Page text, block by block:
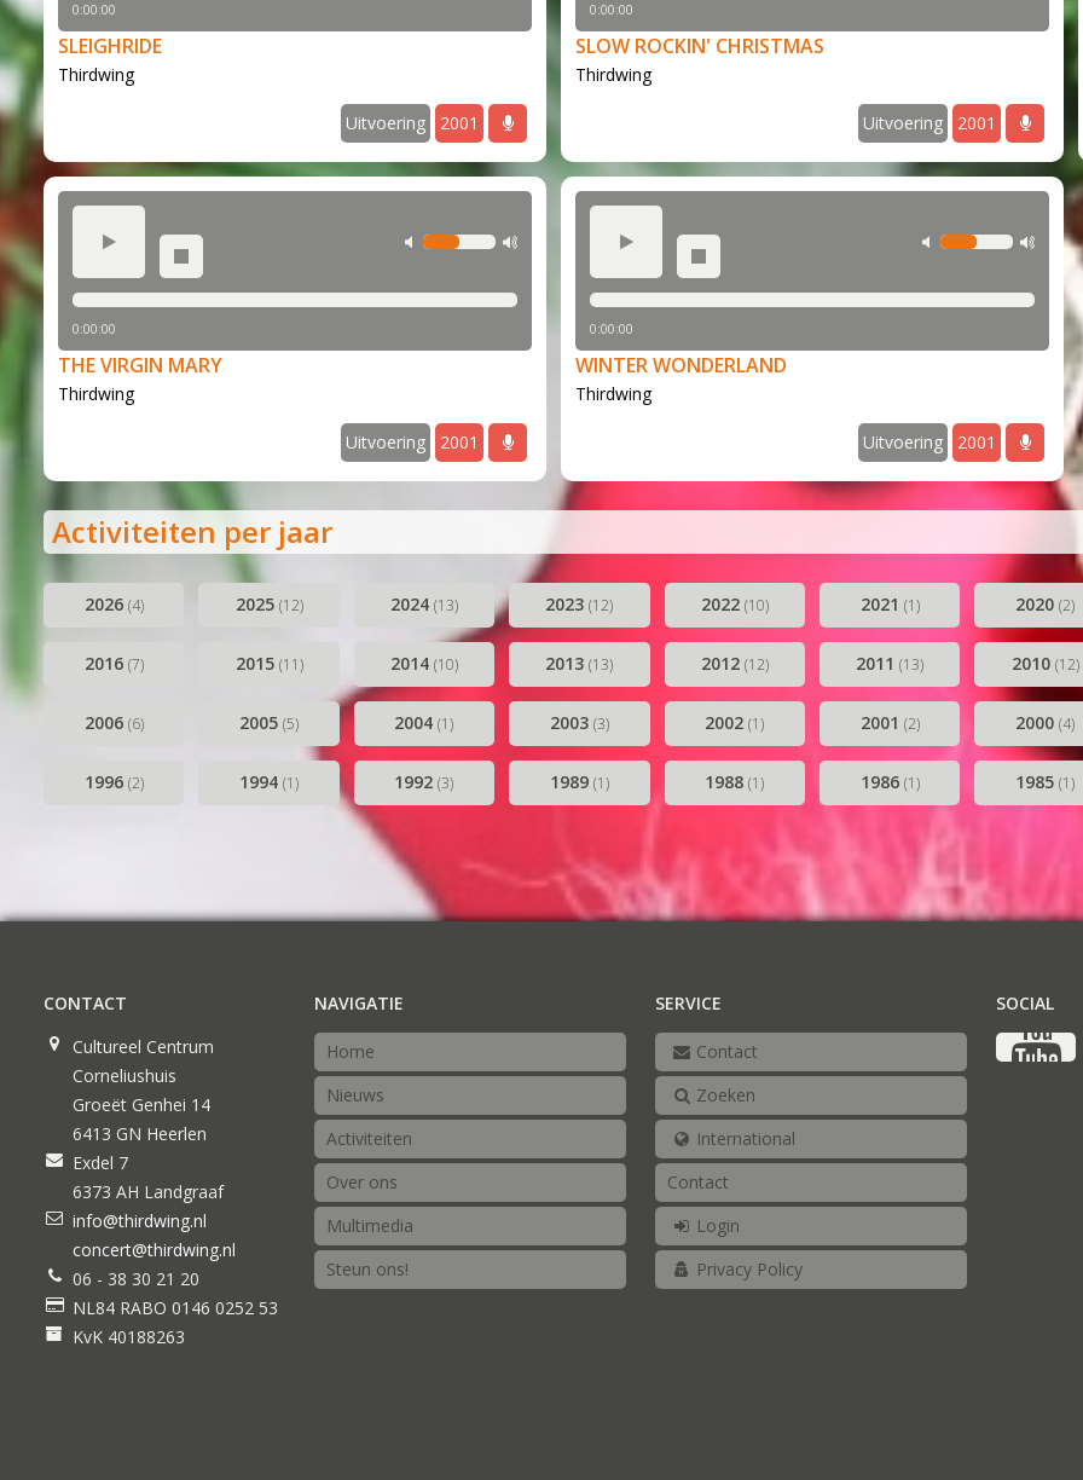
0:00:00
SLEIGHRIDE
Thirdwing
Uitvoering 2001
0:00:00
SLOW ROCKIN' CHRISTMAS
Thirdwing
Uitvoering 2001
min volume max volume
0:00:00
THE VIRGIN MARY
Thirdwing
Uitvoering 2001
min volume
0:00:00
WINTER WONDERLAND
Thirdwing
Uitvoering 2001
Activiteiten per jaar
2026 (4) 2025 (12) 2024 (13) 2023(12) 2022 (10) 2021 (1) 2020(2)
2016 (7) 2015 (11) 2014 (10) 2013(13) 2012 (12) 2011(13) 2010 (12)
2006 (6) 2005(5) 2004(1) 2003 (3) 2002(1) 2001 (2) 2000(4)
1996 (2) 1994(1) 1992(3) 1989 (1) 1988(1) 1986 (1) 1985(1)
CONTACT
Cultureel Centrum
Corneliushuis
Groeët Genhei 14
6413 GN Heerlen
Exdel 7
6373 AH Landgraaf
info@thirdwing.nl
concert@thirdwing.nl
06 - 38 30 21 20
NL84 RABO 0146 0252 53
KvK 40188263
NAVIGATIE
Home
Nieuws
Activiteiten
Over ons
Multimedia
Steun ons!
SERVICE
Contact
Zoeken
International
Contact
Login
Privacy Policy
SOCIAL